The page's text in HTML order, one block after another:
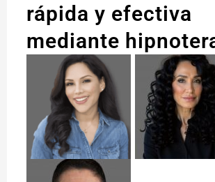
rápida y efectiva
mediante